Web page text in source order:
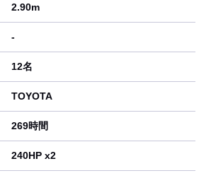
2.90m
-
12名
TOYOTA
269時間
240HP x2